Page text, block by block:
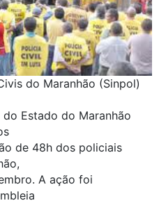
do Maranhão (Sinpol)
Estado do Maranhão
de 48h dos policiais
A ação foi